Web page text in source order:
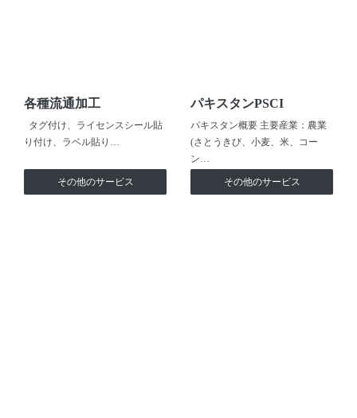
各種流通加工
タグ付け、ライセンスシール貼
り付け、ラベル貼り…
その他のサービス
パキスタンPSCI
パキスタン概要 主要産業：農業
(さとうきび、小麦、米、コー
ン…
その他のサービス